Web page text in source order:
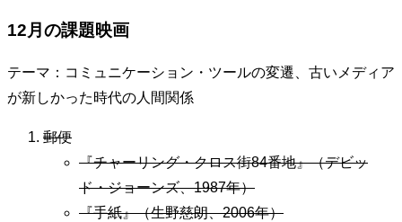
12月の課題映画
テーマ：コミュニケーション・ツールの変遷、古いメディア
が新しかった時代の人間関係
郵便
『チャーリング・クロス街84番地』（デビッ
ド・ジョーンズ、1987年）
『手紙』（生野慈朗、2006年）